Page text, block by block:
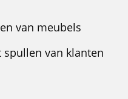
van meubels
van klanten